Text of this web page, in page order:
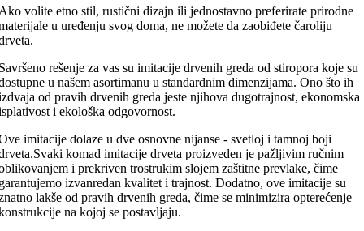
volite etno stil, rustični dizajn ili jednostavno preferirate prirodne
u uređenju svog doma, ne možete da zaobiđete čaroliju
rešenje za vas su imitacije drvenih greda od stiropora koje su
u našem asortimanu u standardnim dimenzijama. Ono što ih
od pravih drvenih greda jeste njihova dugotrajnost, ekonomska
i ekološka odgovornost.
imitacije dolaze u dve osnovne nijanse - svetloj i tamnoj boji
komad imitacije drveta proizveden je pažljivim ručnim
i prekriven trostrukim slojem zaštitne prevlake, čime
izvanredan kvalitet i trajnost. Dodatno, ove imitacije su
lakše od pravih drvenih greda, čime se minimizira opterećenje
na kojoj se postavljaju.